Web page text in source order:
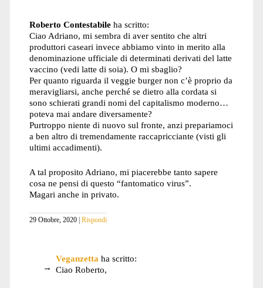
Roberto Contestabile ha scritto:
Ciao Adriano, mi sembra di aver sentito che altri
produttori caseari invece abbiamo vinto in merito alla
denominazione ufficiale di determinati derivati del latte
vaccino (vedi latte di soia). O mi sbaglio?
Per quanto riguarda il veggie burger non c’è proprio da
meravigliarsi, anche perché se dietro alla cordata si
sono schierati grandi nomi del capitalismo moderno…
poteva mai andare diversamente?
Purtroppo niente di nuovo sul fronte, anzi prepariamoci
a ben altro di tremendamente raccapricciante (visti gli
ultimi accadimenti).
A tal proposito Adriano, mi piacerebbe tanto sapere
cosa ne pensi di questo “fantomatico virus”.
Magari anche in privato.
29 Ottobre, 2020 Rispondi
Veganzetta ha scritto:
Ciao Roberto,